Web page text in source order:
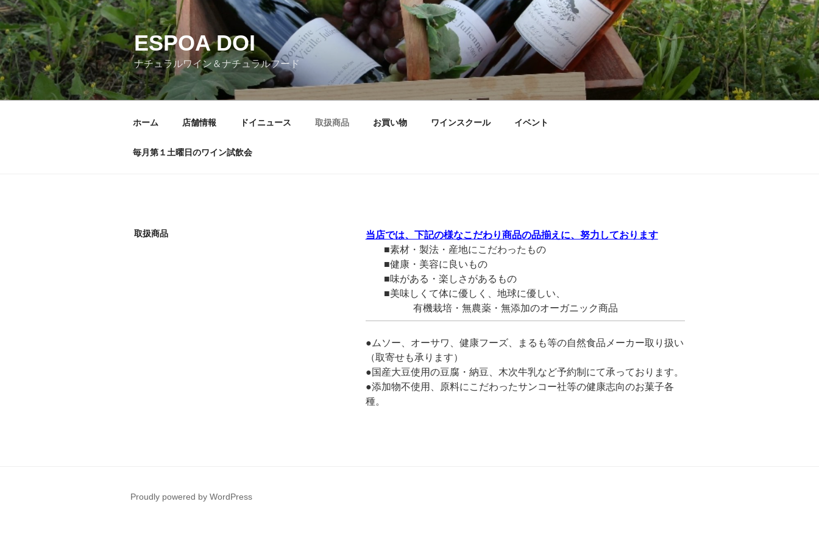
コ
ン
テ
ン
ツ
へ
ス
ESPOA DOI
ナチュラルワイン＆ナチュラルフード
ホーム 店舗情報 ドイニュース 取扱商品 お買い物 ワインスクール イベント
毎月第１土曜日のワイン試飲会
取扱商品
当店では、下記の様なこだわり商品の品揃えに、努力しております
■素材・製法・産地にこだわったもの
■健康・美容に良いもの
■味がある・楽しさがあるもの
■美味しくて体に優しく、地球に優しい、
有機栽培・無農薬・無添加のオーガニック商品
●ムソー、オーサワ、健康フーズ、まるも等の自然食品メーカー取り扱い
（取寄せも承ります）
●国産大豆使用の豆腐・納豆、木次牛乳など予約制にて承っております。
●添加物不使用、原料にこだわったサンコー社等の健康志向のお菓子各
種。
Proudly powered by WordPress